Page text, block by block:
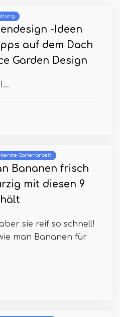
-Ideen
auf dem Dach
Garden Design
Gartenarbeit
Bananen frisch
mit diesen 9
sie reif so schnell!
man Bananen für